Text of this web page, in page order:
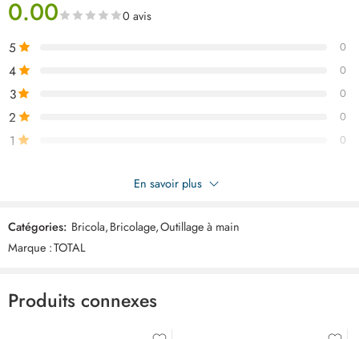
0.00 0 avis
5 0
4 0
3 0
2 0
1 0
Soyez le premier à donner votre avis sur “TOTAL Coupe cable
250mm THT115101”
Commentaires
Il n'y a pas encore de critiques.
En savoir plus
Catégories: Bricola,Bricolage,Outillage à main
Marque :TOTAL
Produits connexes